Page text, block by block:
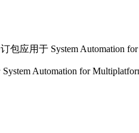
包应用于 System Automation
System Automation for